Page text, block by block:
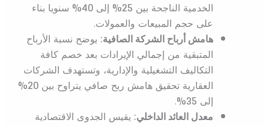
الخدمية الناجحة بين 25% إلى 40% سنويا بناء
على حجم المبيعات والعمولات.
هامش أرباح الشركة الصافية:يوضح نسبة الأرباح
المتبقية من إجمالي الإيرادات بعد خصم كافة
التكاليف التشغيلية والإدارية، وتستهدف الشركات
العقارية تحقيق هامش ربح صافي يتراوح بين 20%
إلى 35%
.
معدل العائد الداخلي:يقيس الجدوى الاقتصادية